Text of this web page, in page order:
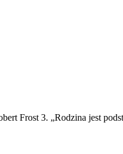
Frost 3. „Rodzina jest